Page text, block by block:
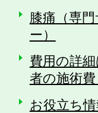
膝痛（専
ー）
費用の詳
者の施術費
お役立ち